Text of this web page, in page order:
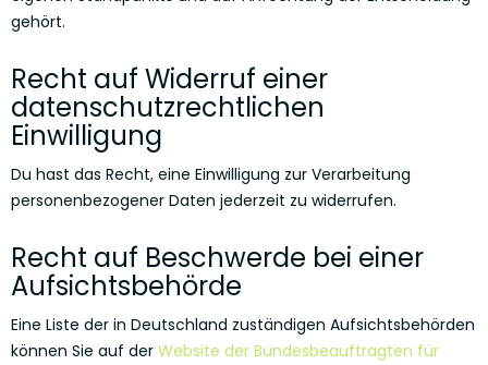
gehört.
Recht auf Widerruf einer
datenschutzrechtlichen
Einwilligung
Du hast das Recht, eine Einwilligung zur Verarbeitung
personenbezogener Daten jederzeit zu widerrufen.
Recht auf Beschwerde bei einer
Aufsichtsbehörde
Eine Liste der in Deutschland zuständigen Aufsichtsbehörden
können Sie auf der Website der Bundesbeauftragten für